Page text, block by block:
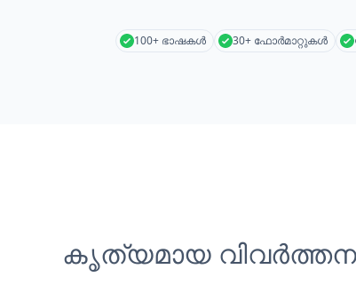
100+ ഭാഷകൾ 30+ ഫോർമാറ്റുകൾ
കൃത്യമായ